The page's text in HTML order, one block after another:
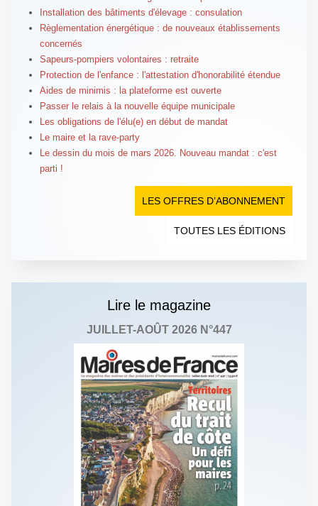
Installation des bâtiments d'élevage : consulation
Règlementation énergétique : de nouveaux établissements
concernés
Sapeurs-pompiers volontaires : retraite
Protection de l'enfance : l'attestation d'honorabilité étendue
Aides de minimis : la plateforme est ouverte
Passer le relais à la nouvelle équipe municipale
Les obligations de l'élu(e) en début de mandat
Le maire et la rave-party
Le dessin du mois de mars 2026. Nouveau mandat : c'est
parti !
LES OFFRES D’ABONNEMENT
TOUTES LES ÉDITIONS
Lire le magazine
JUILLET-AOÛT 2026 N°447